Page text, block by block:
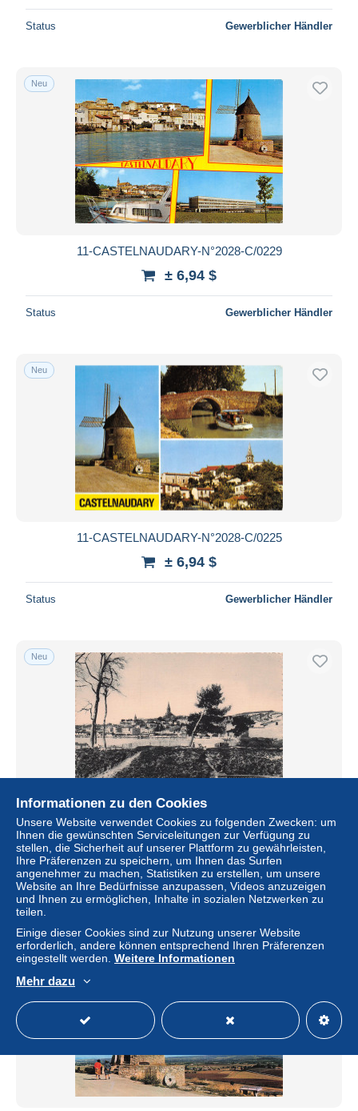
Status Gewerblicher Händler
Neu
11-CASTELNAUDARY-N°2028-C/0229
± 6,94 $
Status Gewerblicher Händler
Neu
11-CASTELNAUDARY-N°2028-C/0225
± 6,94 $
Status Gewerblicher Händler
Neu
11 CASTELNAUDARY TUNNEL DE LA LIGNE DE
CASTRES
± 5,80 $ 5,90 € -15 %
Status Gewerblicher Händler
Neu
Informationen zu den Cookies
Unsere Website verwendet Cookies zu folgenden Zwecken: um
Ihnen die gewünschten Serviceleitungen zur Verfügung zu
stellen, die Sicherheit auf unserer Plattform zu gewährleisten,
Ihre Präferenzen zu speichern, um Ihnen das Surfen
angenehmer zu machen, Statistiken zu erstellen, um unsere
Website an Ihre Bedürfnisse anzupassen, Videos anzuzeigen
und Ihnen zu ermöglichen, Inhalte in sozialen Netzwerken zu
teilen.
Einige dieser Cookies sind zur Nutzung unserer Website
erforderlich, andere können entsprechend Ihren Präferenzen
eingestellt werden. Weitere Informationen
Mehr dazu